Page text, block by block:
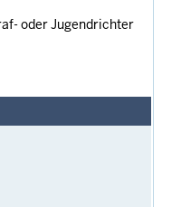
oder Jugendrichter